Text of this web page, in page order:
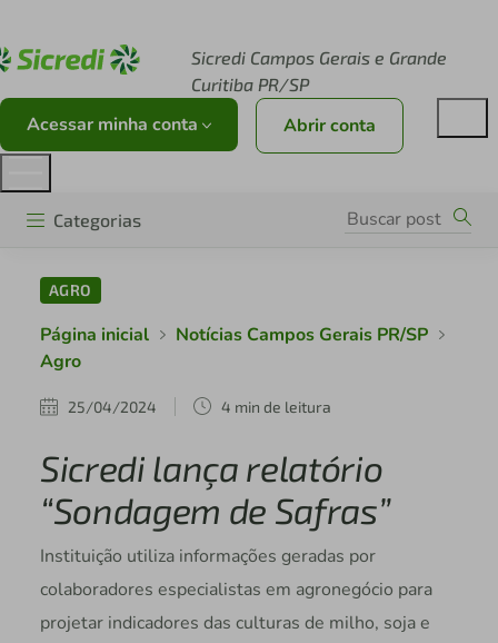
Sicredi Campos Gerais e Grande
Curitiba PR/SP
Acessar minha conta Abrir conta
Categorias
AGRO
Página inicial
Notícias Campos Gerais PR/SP
Agro
25/04/2024 4 min de leitura
Sicredi lança relatório
“Sondagem de Safras”
Instituição utiliza informações geradas por
colaboradores especialistas em agronegócio para
projetar indicadores das culturas de milho, soja e